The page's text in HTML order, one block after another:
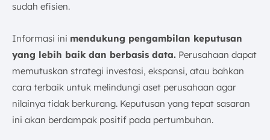
sudah efisien.
Informasi ini mendukung pengambilan keputusan
yang lebih baik dan berbasis data. Perusahaan dapat
memutuskan strategi investasi, ekspansi, atau bahkan
cara terbaik untuk melindungi aset perusahaan agar
nilainya tidak berkurang. Keputusan yang tepat sasaran
ini akan berdampak positif pada pertumbuhan.